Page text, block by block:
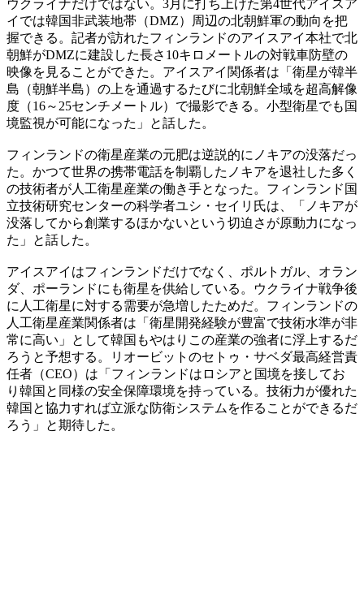
ウクライナだけではない。3月に打ち上げた第4世代アイスア
イでは韓国非武装地帯（DMZ）周辺の北朝鮮軍の動向を把
握できる。記者が訪れたフィンランドのアイスアイ本社で北
朝鮮がDMZに建設した長さ10キロメートルの対戦車防壁の
映像を見ることができた。アイスアイ関係者は「衛星が韓半
島（朝鮮半島）の上を通過するたびに北朝鮮全域を超高解像
度（16～25センチメートル）で撮影できる。小型衛星でも国
境監視が可能になった」と話した。
フィンランドの衛星産業の元肥は逆説的にノキアの没落だっ
た。かつて世界の携帯電話を制覇したノキアを退社した多く
の技術者が人工衛星産業の働き手となった。フィンランド国
立技術研究センターの科学者ユシ・セイリ氏は、「ノキアが
没落してから創業するほかないという切迫さが原動力になっ
た」と話した。
アイスアイはフィンランドだけでなく、ポルトガル、オラン
ダ、ポーランドにも衛星を供給している。ウクライナ戦争後
に人工衛星に対する需要が急増したためだ。フィンランドの
人工衛星産業関係者は「衛星開発経験が豊富で技術水準が非
常に高い」として韓国もやはりこの産業の強者に浮上するだ
ろうと予想する。リオービットのセトゥ・サベダ最高経営責
任者（CEO）は「フィンランドはロシアと国境を接してお
り韓国と同様の安全保障環境を持っている。技術力が優れた
韓国と協力すれば立派な防衛システムを作ることができるだ
ろう」と期待した。